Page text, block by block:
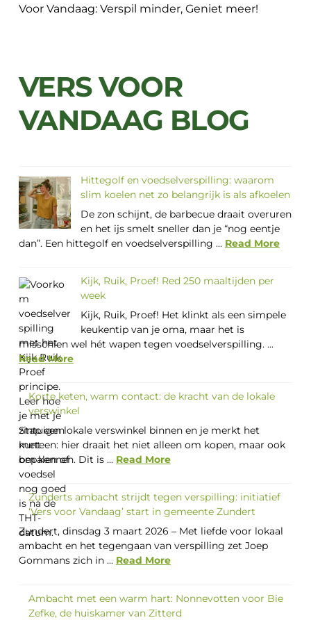
Voor Vandaag: Verspil minder, Geniet meer!
VERS VOOR
VANDAAG BLOG
Hittegolf en voedselverspilling: waarom
slim koelen net zo belangrijk is als afkoelen
De zon schijnt, de barbecue draait overuren
en het ijs smelt sneller dan je “nog eentje
dan”. Een hittegolf en voedselverspilling ... Read More
Kijk, Ruik, Proef! Red 250 maaltijden per
week
Kijk, Ruik, Proef! Het klinkt als een simpele
keukentip van je oma, maar het is
misschien wel hét wapen tegen voedselverspilling. ...
Read More
Korte keten, warm contact: de kracht van de lokale
verswinkel
Stap een lokale verswinkel binnen en je merkt het
meteen: hier draait het niet alleen om kopen, maar ook
om kennen. Dit is ... Read More
Zunderts ambacht strijdt tegen verspilling: initiatief
‘Vers voor Vandaag’ start in gemeente Zundert
Zundert, dinsdag 3 maart 2026 – Met liefde voor lokaal
ambacht en het tegengaan van verspilling zet Joep
Gommans zich in ... Read More
Ambacht met een warm hart: Nonnevotten voor Bie
Zefke, de huiskamer van Zitterd